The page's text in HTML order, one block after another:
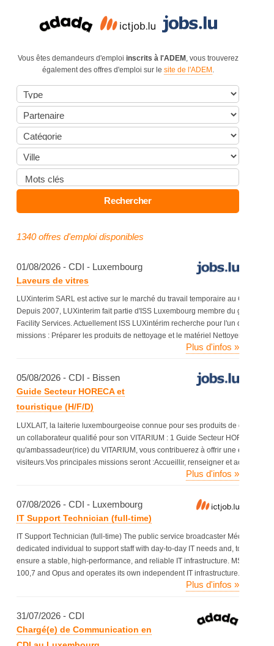
Vous êtes demandeurs d'emploi inscrits à l'ADEM , vous trouverez
également des offres d'emploi sur le site de l'ADEM .
1340 offres d'emploi disponibles
01/08/2026 - CDI - Luxembourg
Laveurs de vitres
LUXinterim SARL est active sur le marché du travail temporaire au Grand-
Depuis 2007, LUXinterim fait partie d'ISS Luxembourg membre du groupe
Facility Services. Actuellement ISS LUXintérim recherche pour l'un de ses
missions : Préparer les produits de nettoyage et le matériel Nettoyer et
Plus d'infos »
05/08/2026 - CDI - Bissen
Guide Secteur HORECA et
touristique (H/F/D)
LUXLAIT, la laiterie luxembourgeoise connue pour ses produits de qualité et
un collaborateur qualifié pour son VITARIUM : 1 Guide Secteur HORECA et
qu'ambassadeur(rice) du VITARIUM, vous contribuerez à offrir une
visiteurs.Vos principales missions seront :Accueillir, renseigner et
Plus d'infos »
07/08/2026 - CDI - Luxembourg
IT Support Technician (full-time)
IT Support Technician (full-time) The public service broadcaster Média de
dedicated individual to support staff with day-to-day IT needs and, together
ensure a stable, high-performance, and reliable IT infrastructure. MSP 100,7
100,7 and Opus and operates its own independent IT infrastructure. Your
Plus d'infos »
31/07/2026 - CDI
Chargé(e) de Communication en